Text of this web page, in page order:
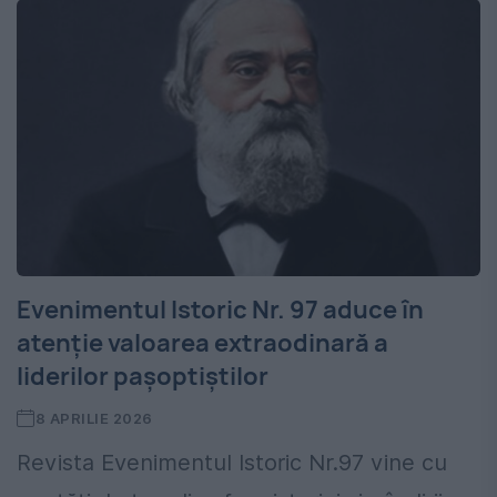
Evenimentul Istoric Nr. 97 aduce în
atenție valoarea extraodinară a
liderilor pașoptiștilor
8 APRILIE 2026
Revista Evenimentul Istoric Nr.97 vine cu